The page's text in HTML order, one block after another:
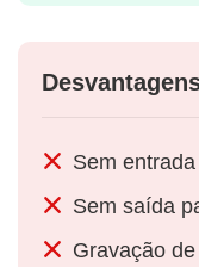
Sem
Sem saída
Gravação